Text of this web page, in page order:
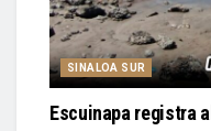
SINALOA SUR
Escuinapa registra